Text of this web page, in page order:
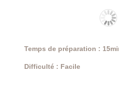
Temps de préparation :
Difficulté : Facile